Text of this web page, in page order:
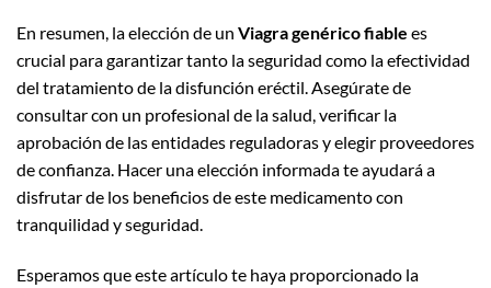
En resumen, la elección de un Viagra genérico fiable es
crucial para garantizar tanto la seguridad como la efectividad
del tratamiento de la disfunción eréctil. Asegúrate de
consultar con un profesional de la salud, verificar la
aprobación de las entidades reguladoras y elegir proveedores
de confianza. Hacer una elección informada te ayudará a
disfrutar de los beneficios de este medicamento con
tranquilidad y seguridad.
Esperamos que este artículo te haya proporcionado la